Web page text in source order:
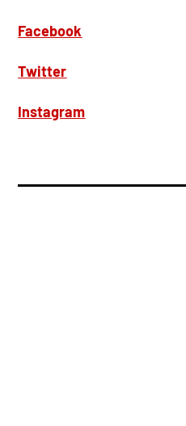
Facebook
Twitter
Instagram